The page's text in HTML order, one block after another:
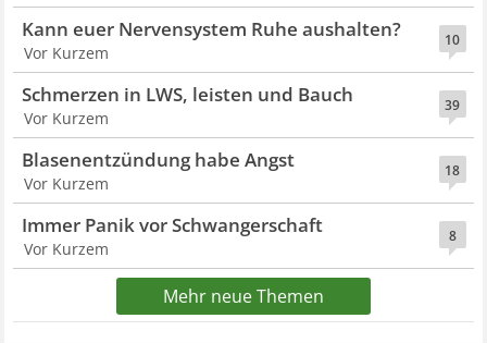
10
Kann euer Nervensystem Ruhe aushalten?
Vor Kurzem
39
Schmerzen in LWS, leisten und Bauch
Vor Kurzem
18
Blasenentzündung habe Angst
Vor Kurzem
8
Immer Panik vor Schwangerschaft
Vor Kurzem
Mehr neue Themen